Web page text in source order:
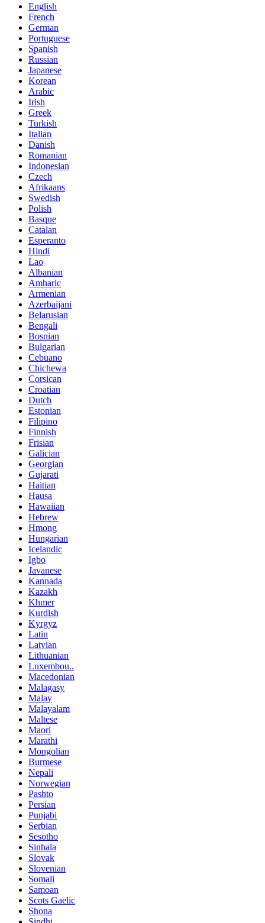
English
French
German
Portuguese
Spanish
Russian
Japanese
Korean
Arabic
Irish
Greek
Turkish
Italian
Danish
Romanian
Indonesian
Czech
Afrikaans
Swedish
Polish
Basque
Catalan
Esperanto
Hindi
Lao
Albanian
Amharic
Armenian
Azerbaijani
Belarusian
Bengali
Bosnian
Bulgarian
Cebuano
Chichewa
Corsican
Croatian
Dutch
Estonian
Filipino
Finnish
Frisian
Galician
Georgian
Gujarati
Haitian
Hausa
Hawaiian
Hebrew
Hmong
Hungarian
Icelandic
Igbo
Javanese
Kannada
Kazakh
Khmer
Kurdish
Kyrgyz
Latin
Latvian
Lithuanian
Luxembou..
Macedonian
Malagasy
Malay
Malayalam
Maltese
Maori
Marathi
Mongolian
Burmese
Nepali
Norwegian
Pashto
Persian
Punjabi
Serbian
Sesotho
Sinhala
Slovak
Slovenian
Somali
Samoan
Scots Gaelic
Shona